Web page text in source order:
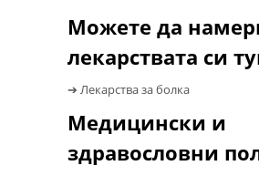
Можете да
лекарствата си
➔ Лекарства за болка
Медицински и
здравословни